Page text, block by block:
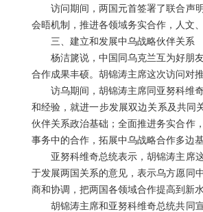
访问期间，两国元首签署了联合声明
会晤机制，推进各领域务实合作，人文
三、建立和发展中乌战略伙伴关系
杨洁篪说，中国同乌克兰互为好朋友
合作成果丰硕。胡锦涛主席这次访问对
访乌期间，胡锦涛主席同亚努科维奇
和经验，就进一步发展双边关系及共同
伙伴关系政治基础；全面推进务实合作
事务中的合作，拓展中乌战略合作多边基
亚努科维奇总统表示，胡锦涛主席这
于发展两国关系的意见，表示乌方愿同
商和协调，把两国各领域合作提高到新
胡锦涛主席和亚努科维奇总统共同宣